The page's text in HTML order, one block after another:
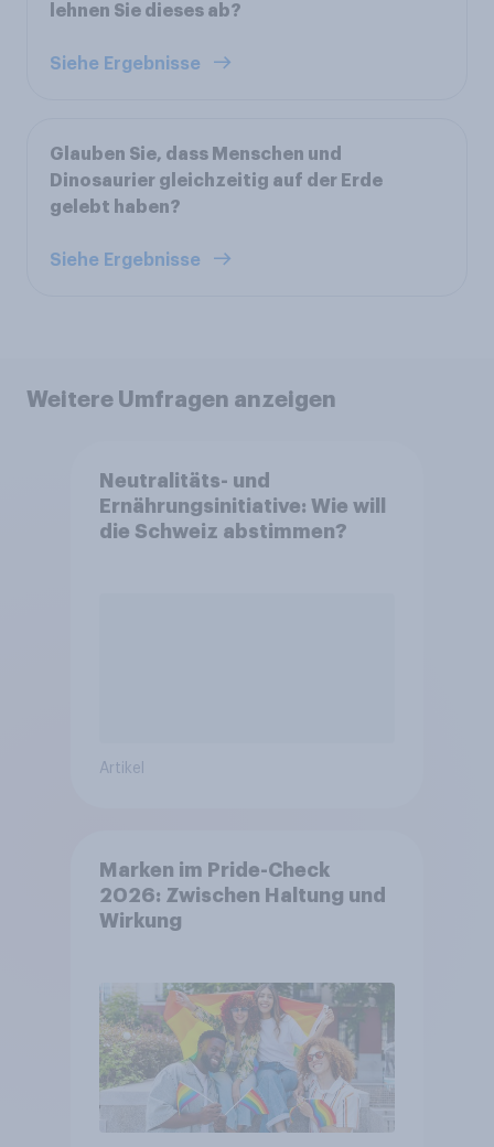
lehnen Sie dieses ab?
Siehe Ergebnisse
Glauben Sie, dass Menschen und
Dinosaurier gleichzeitig auf der Erde
gelebt haben?
Siehe Ergebnisse
Weitere Umfragen anzeigen
Neutralitäts- und
Ernährungsinitiative: Wie will
die Schweiz abstimmen?
Artikel
Marken im Pride-Check
2026: Zwischen Haltung und
Wirkung